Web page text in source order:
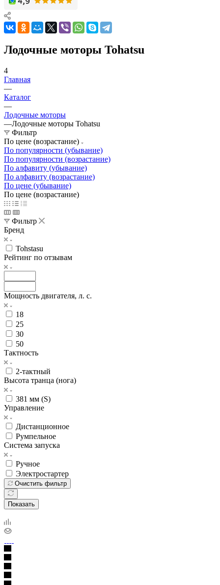
Лодочные моторы Tohatsu
4
Главная
—
Каталог
—
Лодочные моторы
—Лодочные моторы Tohatsu
Фильтр
По цене (возрастание)
По популярности (убывание)
По популярности (возрастание)
По алфавиту (убывание)
По алфавиту (возрастание)
По цене (убывание)
По цене (возрастание)
Фильтр
Бренд
Tohstasu
Рейтинг по отзывам
Мощность двигателя, л. с.
18
25
30
50
Тактность
2-тактный
Высота транца (нога)
381 мм (S)
Управление
Дистанционное
Румпельное
Система запуска
Ручное
Электростартер
Очистить фильтр
Показать